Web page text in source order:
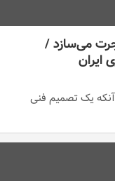
می‌سازد /
یک تصمیم فنی